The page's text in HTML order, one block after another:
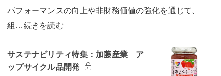
パフォーマンスの向上や非財務価値の強化を通じて、
組…続きを読む
サステナビリティ特集：加藤産業 ア
ップサイクル品開発